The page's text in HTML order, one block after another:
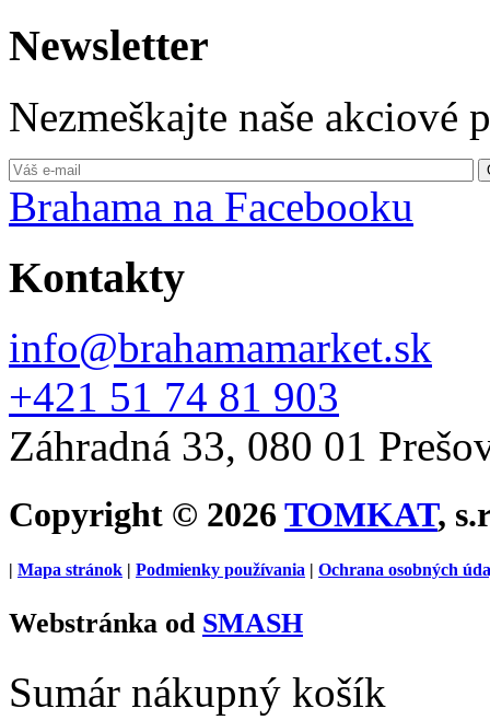
Newsletter
Nezmeškajte naše akciové
Brahama na Facebooku
Kontakty
info@brahamamarket.sk
+421 51 74 81 903
Záhradná 33, 080 01
Copyright © 2026 TOMKAT,
| Mapa stránok | Podmienky používania | Ochrana osobných
Webstránka od SMASH
Sumár nákupný košík